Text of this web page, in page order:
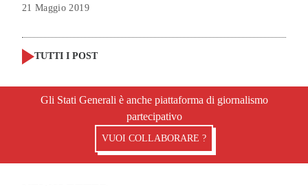
21 Maggio 2019
TUTTI I POST
Gli Stati Generali è anche piattaforma di giornalismo
partecipativo
VUOI COLLABORARE ?